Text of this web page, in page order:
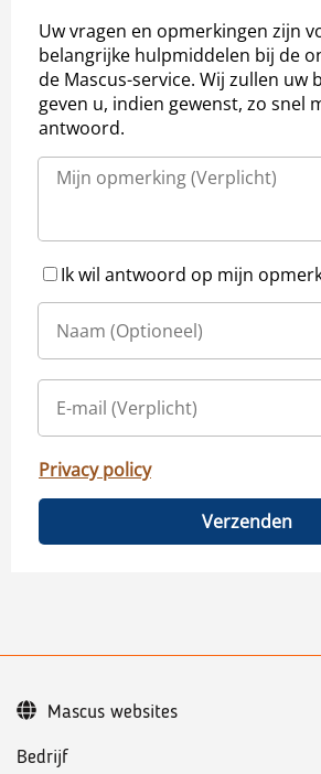
Uw vragen en opmerkingen zijn
belangrijke hulpmiddelen bij de
de Mascus-service. Wij zullen uw
geven u, indien gewenst, zo snel
antwoord.
Ik wil antwoord op mijn
Privacy policy
Verzenden
Bedrijf
Mascus websites